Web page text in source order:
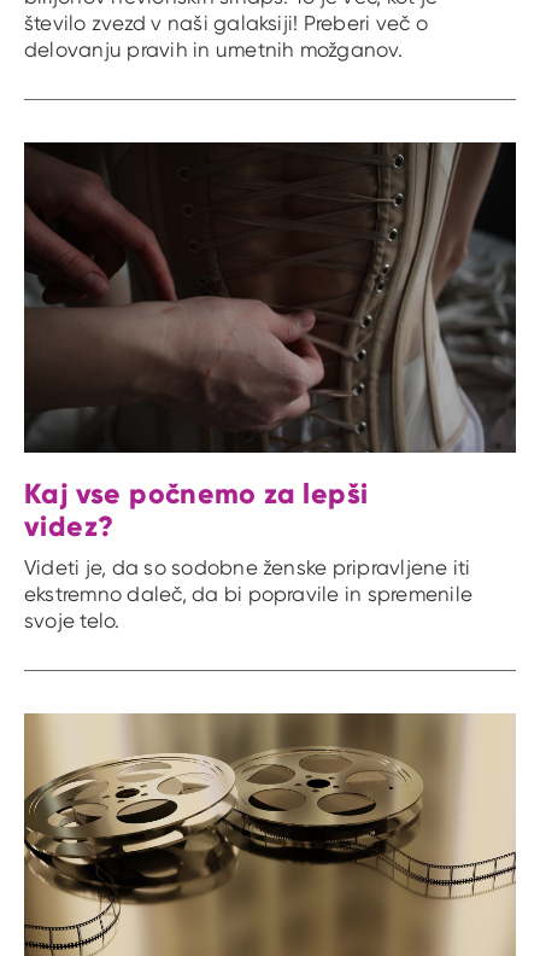
število zvezd v naši galaksiji! Preberi več o
delovanju pravih in umetnih možganov.
Kaj vse počnemo za lepši
videz?
Videti je, da so sodobne ženske pripravljene iti
ekstremno daleč, da bi popravile in spremenile
svoje telo.